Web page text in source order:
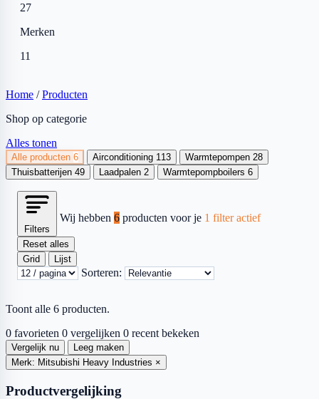
27
Merken
11
Home / Producten
Shop op categorie
Alles tonen
Alle producten 6 Airconditioning 113 Warmtepompen 28
Thuisbatterijen 49 Laadpalen 2 Warmtepompboilers 6
Filters
Wij hebben 6 producten voor je 1 filter actief
Reset alles
Grid
Lijst
Sorteren:
Toont alle 6 producten.
0 favorieten 0 vergelijken 0 recent bekeken
Vergelijk nu
Leeg maken
Merk: Mitsubishi Heavy Industries ×
Productvergelijking